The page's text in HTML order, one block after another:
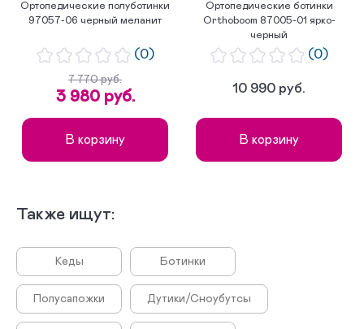
Ортопедические полуботинки
97057-06 черный меланит
(0)
7 770 руб.
3 980 руб.
В корзину
Ортопедические ботинки
Orthoboom 87005-01 ярко-
черный
(0)
10 990 руб.
В корзину
Также ищут:
Кеды Ботинки
Полусапожки Дутики/Сноубутсы